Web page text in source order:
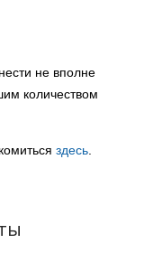
не вполне
количеством
здесь